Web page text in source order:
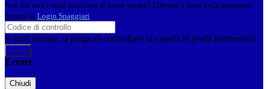
Non hai una e-mail associata al nome utente? Effettua il reset della password
tramite la Login Spaggiari
E-mail inviata, si prega di controllare la casella di posta elettronica!
Errore
Chiudi